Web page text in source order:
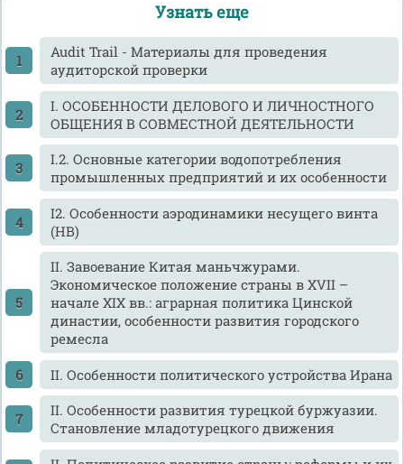
Узнать еще
Audit Trail - Материалы для проведения
аудиторской проверки
I. ОСОБЕННОСТИ ДЕЛОВОГО И ЛИЧНОСТНОГО
ОБЩЕНИЯ В СОВМЕСТНОЙ ДЕЯТЕЛЬНОСТИ
I.2. Основные категории водопотребления
промышленных предприятий и их особенности
I2. Особенности аэродинамики несущего винта
(НВ)
II. Завоевание Китая маньчжурами.
Экономическое положение страны в XVII –
начале XIX вв.: аграрная политика Цинской
династии, особенности развития городского
ремесла
II. Особенности политического устройства Ирана
II. Особенности развития турецкой буржуазии.
Становление младотурецкого движения